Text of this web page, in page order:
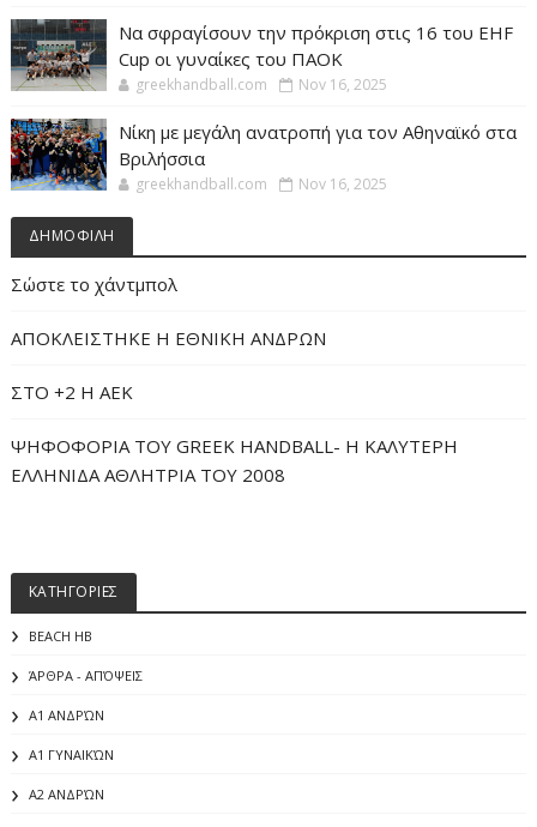
Να σφραγίσουν την πρόκριση στις 16 του EHF
Cup οι γυναίκες του ΠΑΟΚ
greekhandball.com Nov 16, 2025
Νίκη με μεγάλη ανατροπή για τον Αθηναϊκό στα
Βριλήσσια
greekhandball.com Nov 16, 2025
ΔΗΜΟΦΙΛΗ
Σώστε το χάντμπολ
ΑΠΟΚΛΕΙΣΤΗΚΕ Η ΕΘΝΙΚΗ ΑΝΔΡΩΝ
ΣΤΟ +2 Η ΑΕΚ
ΨΗΦΟΦΟΡΙΑ ΤΟΥ GREEK HANDBALL- H ΚΑΛΥΤΕΡΗ
ΕΛΛΗΝΙΔΑ ΑΘΛΗΤΡΙΑ ΤΟΥ 2008
ΚΑΤΗΓΟΡΙΕΣ
BEACH HB
ΆΡΘΡΑ - ΑΠΌΨΕΙΣ
Α1 ΑΝΔΡΏΝ
Α1 ΓΥΝΑΙΚΏΝ
Α2 ΑΝΔΡΏΝ